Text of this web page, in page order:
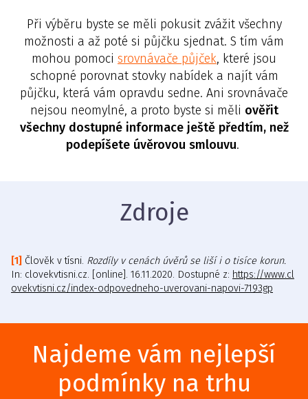
Při výběru byste se měli pokusit zvážit všechny
možnosti a až poté si půjčku sjednat. S tím vám
mohou pomoci srovnávače půjček, které jsou
schopné porovnat stovky nabídek a najít vám
půjčku, která vám opravdu sedne. Ani srovnávače
nejsou neomylné, a proto byste si měli ověřit
všechny dostupné informace ještě předtím, než
podepíšete úvěrovou smlouvu.
Zdroje
Člověk v tísni. Rozdíly v cenách úvěrů se liší i o tisíce korun.
In: clovekvtisni.cz. [online]. 16.11.2020. Dostupné z: https://www.cl
ovekvtisni.cz/index-odpovedneho-uverovani-napovi-7193gp
Najdeme vám nejlepší
podmínky na trhu